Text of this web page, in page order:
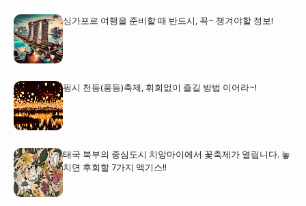
싱가포르 여행을 준비할 때 반드시, 꼭~ 챙겨야할 정보!
핑시 천등(풍등)축제, 휘회없이 즐길 방법 이어라~!
태국 북부의 중심도시 치앙마이에서 꽃축제가 열립니다. 놓
치면 후회할 7가지 액기스!!